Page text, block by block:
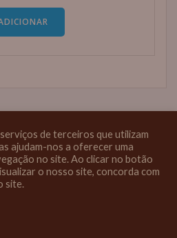
for free using WordPress and
de terceiros que utilizam
ajudam-nos a oferecer uma
no site. Ao clicar no botão
o nosso site, concorda com
site.